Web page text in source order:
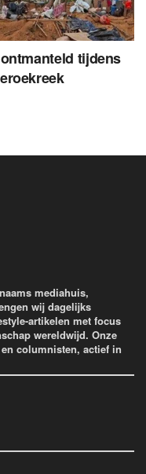
tijdens
mediahuis,
wij dagelijks
artikelen met focus
wereldwijd. Onze
columnisten, actief in